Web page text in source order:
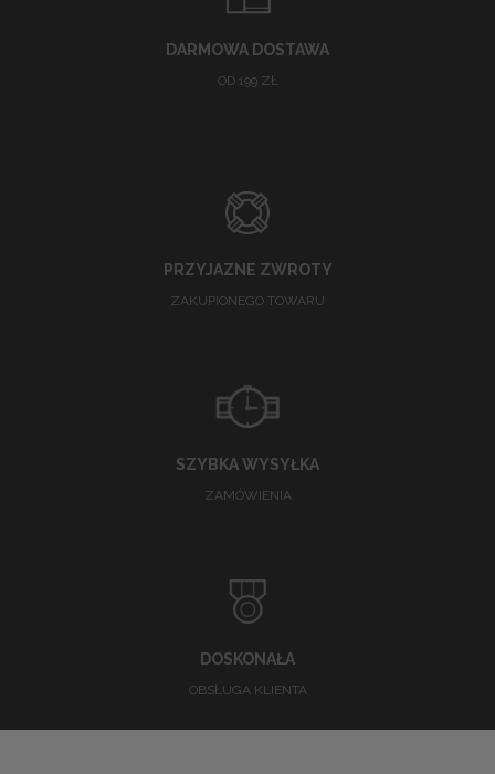
DARMOWA DOSTAWA
OD 199 ZŁ
PRZYJAZNE ZWROTY
ZAKUPIONEGO TOWARU
SZYBKA WYSYŁKA
ZAMÓWIENIA
DOSKONAŁA
OBSŁUGA KLIENTA